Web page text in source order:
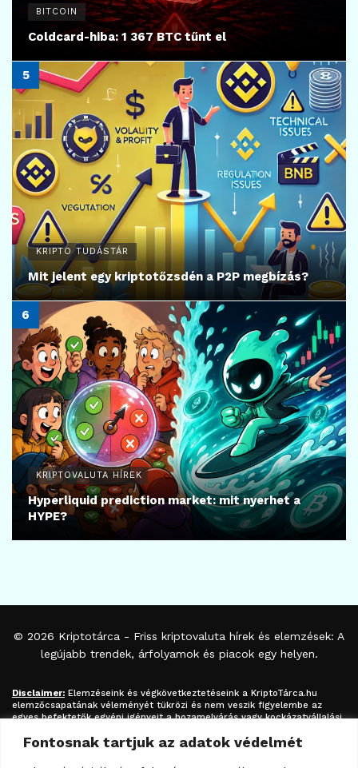
Fontosnak tartjuk az adatok védelmét
BITCOIN
Coldcard-hiba: 1 367 BTC tűnt el
KRIPTO TUDÁSTÁR
Mit jelent egy kriptotőzsdén a P2P megbízás?
KRIPTOVALUTA HÍREK
Hyperliquid prediction market: mit nyerhet a
HYPE?
© 2026 Kriptotárca - Friss kriptovaluta hírek és elemzések: A
legújabb trendek, árfolyamok és piacok egy helyen.
Disclaimer: Elemzéseink és végkövetkeztetéseink a KriptoTárca.hu
elemzőcsapatának véleményét tükrözi és nem veszik figyelembe az
egyes befektetők egyéni igényeit a hozamelvárás vagy kockázatvállalási
befektetési tanácsadásnak, befektetési ajánlásnak, értékpapír /
kriptovaluta / token / ICO / cloud mining stb. jegyzésére / vételére /
eladására vonatkozó felhívásnak azok kizárólag tájékoztatásul